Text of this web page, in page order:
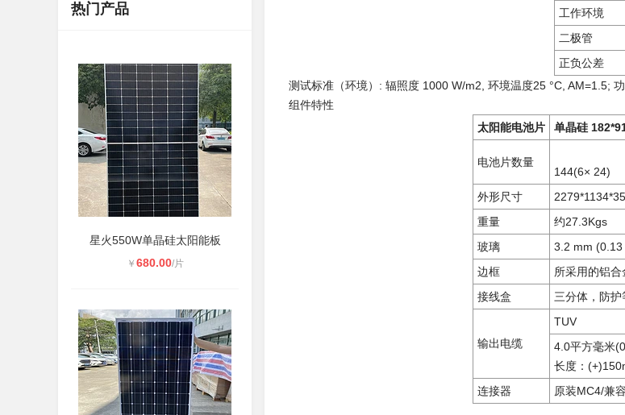
热门产品
星火550W单晶硅太阳能板
￥ 680.00/片
工作环境
二极管
正负公差
测试标准（环境）: 辐照度 1000 W/m2, 环境温度25 °C, AM=1.5;
组件特性
太阳能电池片
单晶硅 1
电池片数量
144(6× 24)
外形尺寸
重量
约27.3Kgs
玻璃
3.2 mm (0.13
边框
所采用的铝
接线盒
三分体，防护
输出电缆
TUV
4.0平方毫米
长度： (+)
连接器
原装MC4/兼容